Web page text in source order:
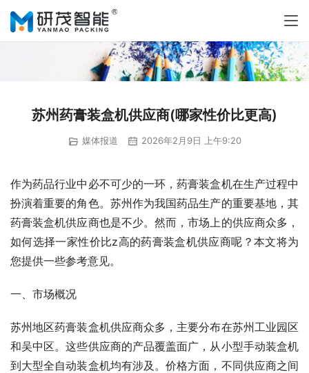
苏州药膏装盒机供应商(哪家性价比更高)
媒体报道 2026年2月9日 上午9:20
作为药品行业中必不可少的一环，药膏装盒机在生产过程中
扮演着重要的角色。苏州作为我国药品生产的重要基地，其
药膏装盒机供应商也是不少。然而，市场上的供应商众多，
如何选择一家性价比z高的药膏装盒机供应商呢？本文将为
您提供一些参考意见。
一、市场概况
苏州地区药膏装盒机供应商众多，主要分布在苏州工业园区
和吴中区。这些供应商的产品覆盖面广，从小型手动装盒机
到大型全自动装盒机均有涉及。价格方面，不同供应商之间